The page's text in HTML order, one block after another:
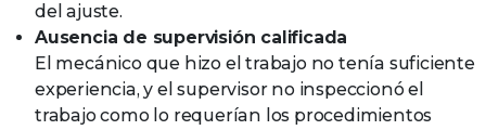
del ajuste.
Ausencia de supervisión calificada
El mecánico que hizo el trabajo no tenía suficiente
experiencia, y el supervisor no inspeccionó el
trabajo como lo requerían los procedimientos